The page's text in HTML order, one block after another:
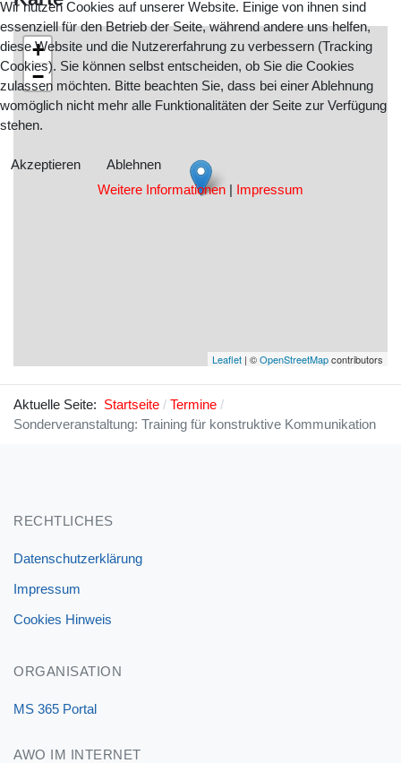
+
−
Leaflet | ©OpenStreetMapcontributors
Aktuelle Seite: Startseite
Termine
Sonderveranstaltung: Training für konstruktive Kommunikation
RECHTLICHES
Datenschutzerklärung
Impressum
Cookies Hinweis
ORGANISATION
MS 365 Portal
AWO IM INTERNET
Wir nutzen Cookies auf unserer Website. Einige von ihnen sind
essenziell für den Betrieb der Seite, während andere uns helfen,
diese Website und die Nutzererfahrung zu verbessern (Tracking
Cookies). Sie können selbst entscheiden, ob Sie die Cookies
zulassen möchten. Bitte beachten Sie, dass bei einer Ablehnung
womöglich nicht mehr alle Funktionalitäten der Seite zur Verfügung
stehen.
Akzeptieren
Ablehnen
Weitere Informationen | Impressum